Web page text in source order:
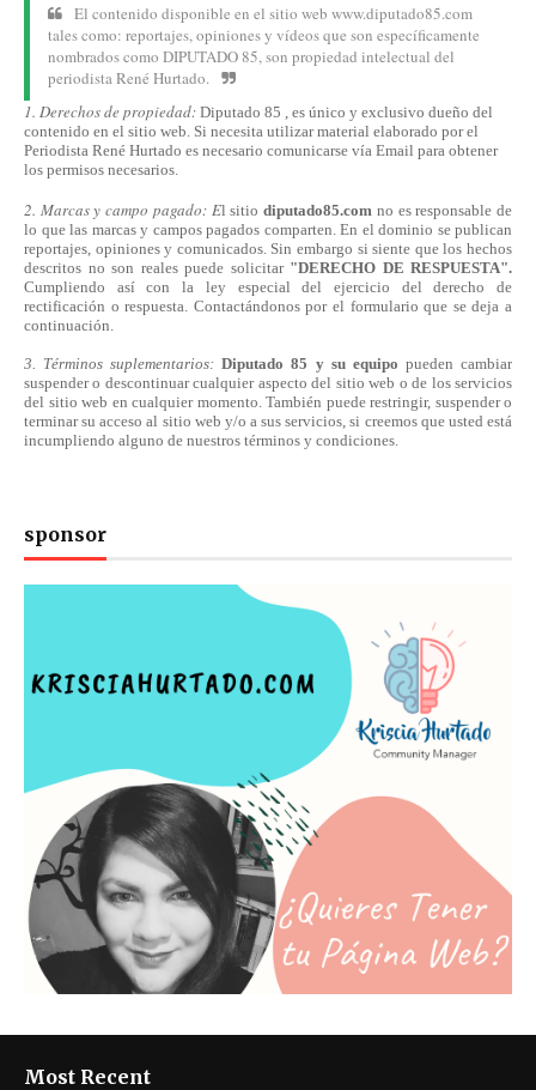
El contenido disponible en el sitio web www.diputado85.com
tales como: reportajes, opiniones y vídeos que son específicamente
nombrados como DIPUTADO 85, son propiedad intelectual del
periodista René Hurtado.
1. Derechos de propiedad: Diputado 85 , es único y exclusivo dueño del
contenido en el sitio web. Si necesita utilizar material elaborado por el
Periodista René Hurtado es necesario comunicarse vía Email para obtener
los permisos necesarios.
2. Marcas y campo pagado: El sitiodiputado85.com no es responsable de
lo que las marcas y campos pagados comparten. En el dominio se publican
reportajes, opiniones y comunicados. Sin embargo si siente que los hechos
descritos no son reales puede solicitar "DERECHO DE RESPUESTA".
Cumpliendo asícon la ley especial del ejercicio del derecho de
rectificación o respuesta. Contactándonospor el formulario que se deja a
continuación.
3. Términos suplementarios:Diputado 85 y su equipo pueden cambiar
suspender o descontinuar cualquier aspecto del sitio web o de los servicios
del sitio web en cualquier momento. También puede restringir, suspender o
terminar su acceso al sitio web y/o a sus servicios, si creemos que usted está
incumpliendo alguno de nuestros términos y condiciones.
sponsor
Most Recent